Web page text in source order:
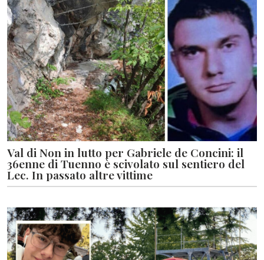
Val di Non in lutto per Gabriele de Concini: il
36enne di Tuenno è scivolato sul sentiero del
Lec. In passato altre vittime